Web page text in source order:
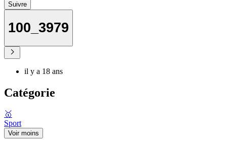
Suivre
100_3979
il y a 18 ans
Catégorie
🥇
Sport
Voir moins